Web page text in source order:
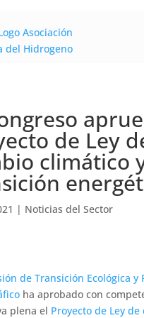
de Ley
climático
| Noticias del Sector
de Transición Ecológica y
ha aprobado con
plena el Proyecto de Ley de